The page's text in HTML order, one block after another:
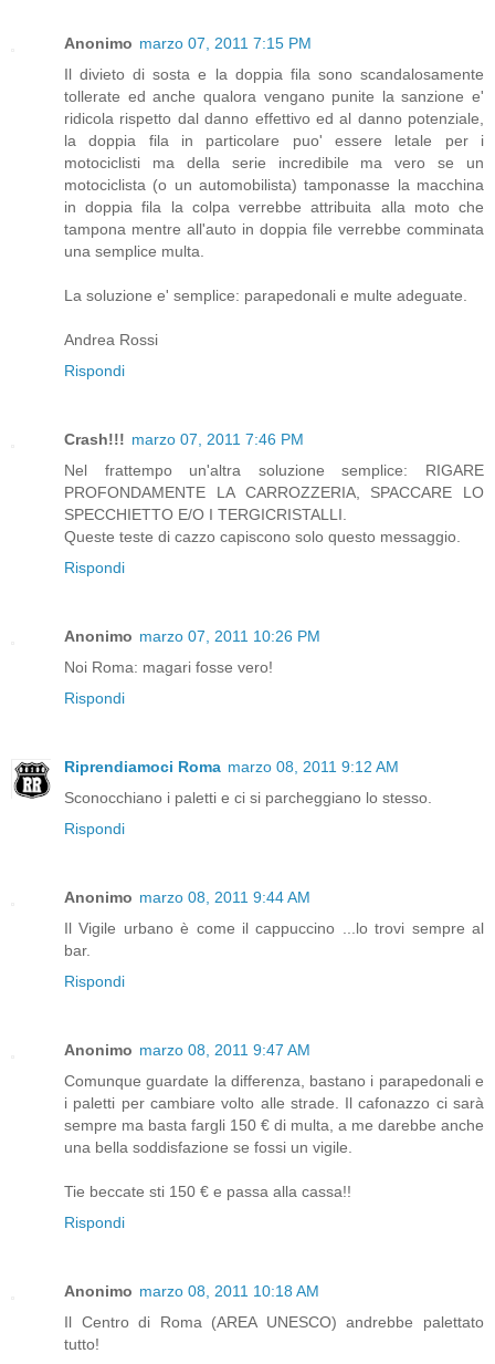
Anonimo marzo 07, 2011 7:15 PM
Il divieto di sosta e la doppia fila sono scandalosamente
tollerate ed anche qualora vengano punite la sanzione e'
ridicola rispetto dal danno effettivo ed al danno potenziale,
la doppia fila in particolare puo' essere letale per i
motociclisti ma della serie incredibile ma vero se un
motociclista (o un automobilista) tamponasse la macchina
in doppia fila la colpa verrebbe attribuita alla moto che
tampona mentre all'auto in doppia file verrebbe comminata
una semplice multa.
La soluzione e' semplice: parapedonali e multe adeguate.
Andrea Rossi
Rispondi
Crash!!! marzo 07, 2011 7:46 PM
Nel frattempo un'altra soluzione semplice: RIGARE
PROFONDAMENTE LA CARROZZERIA, SPACCARE LO
SPECCHIETTO E/O I TERGICRISTALLI.
Queste teste di cazzo capiscono solo questo messaggio.
Rispondi
Anonimo marzo 07, 2011 10:26 PM
Noi Roma: magari fosse vero!
Rispondi
Riprendiamoci Roma marzo 08, 2011 9:12 AM
Sconocchiano i paletti e ci si parcheggiano lo stesso.
Rispondi
Anonimo marzo 08, 2011 9:44 AM
Il Vigile urbano è come il cappuccino ...lo trovi sempre al
bar.
Rispondi
Anonimo marzo 08, 2011 9:47 AM
Comunque guardate la differenza, bastano i parapedonali e
i paletti per cambiare volto alle strade. Il cafonazzo ci sarà
sempre ma basta fargli 150 € di multa, a me darebbe anche
una bella soddisfazione se fossi un vigile.
Tie beccate sti 150 € e passa alla cassa!!
Rispondi
Anonimo marzo 08, 2011 10:18 AM
Il Centro di Roma (AREA UNESCO) andrebbe palettato
tutto!